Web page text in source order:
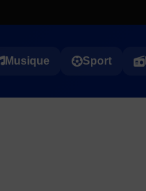
Musique Sport